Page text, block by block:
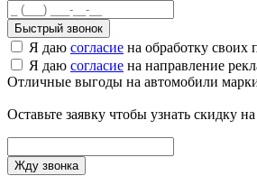
Быстрый звонок
Я даю согласие на обработку своих
Я даю согласие на направление
Отличные выгоды на автомобили
Оставьте заявку чтобы узнать скидку